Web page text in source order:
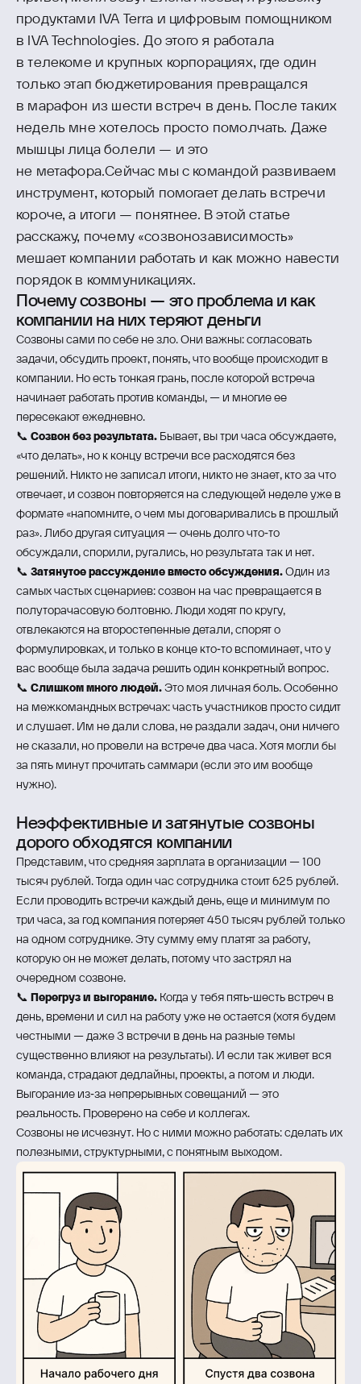
продуктами IVA Terra и цифровым помощником
в IVA Technologies. До этого я работала
в телекоме и крупных корпорациях, где один
только этап бюджетирования превращался
в марафон из шести встреч в день. После таких
недель мне хотелось просто помолчать. Даже
мышцы лица болели — и это
не метафора.Сейчас мы с командой развиваем
инструмент, который помогает делать встречи
короче, а итоги — понятнее. В этой статье
расскажу, почему «созвонозависимость»
мешает компании работать и как можно навести
порядок в коммуникациях.
Почему созвоны — это проблема и как
компании на них теряют деньги
Созвоны сами по себе не зло. Они важны: согласовать
задачи, обсудить проект, понять, что вообще происходит в
компании. Но есть тонкая грань, после которой встреча
начинает работать против команды, — и многие ее
пересекают ежедневно.
📞 Созвон без результата. Бывает, вы три часа обсуждаете,
«что делать», но к концу встречи все расходятся без
решений. Никто не записал итоги, никто не знает, кто за что
отвечает, и созвон повторяется на следующей неделе уже в
формате «напомните, о чем мы договаривались в прошлый
раз». Либо другая ситуация — очень долго что‑то
обсуждали, спорили, ругались, но результата так и нет.
📞 Затянутое рассуждение вместо обсуждения. Один из
самых частых сценариев: созвон на час превращается в
полуторачасовую болтовню. Люди ходят по кругу,
отвлекаются на второстепенные детали, спорят о
формулировках, и только в конце кто‑то вспоминает, что у
вас вообще была задача решить один конкретный вопрос.
📞 Слишком много людей. Это моя личная боль. Особенно
на межкомандных встречах: часть участников просто сидит
и слушает. Им не дали слова, не раздали задач, они ничего
не сказали, но провели на встрече два часа. Хотя могли бы
за пять минут прочитать саммари (если это им вообще
нужно).
Неэффективные и затянутые созвоны
дорого обходятся компании
Представим, что средняя зарплата в организации — 100
тысяч рублей. Тогда один час сотрудника стоит 625 рублей.
Если проводить встречи каждый день, еще и минимум по
три часа, за год компания потеряет 450 тысяч рублей только
на одном сотруднике. Эту сумму ему платят за работу,
которую он не может делать, потому что застрял на
очередном созвоне.
📞 Перегруз и выгорание. Когда у тебя пять‑шесть встреч в
день, времени и сил на работу уже не остается (хотя будем
честными — даже 3 встречи в день на разные темы
существенно влияют на результаты). И если так живет вся
команда, страдают дедлайны, проекты, а потом и люди.
Выгорание из‑за непрерывных совещаний — это
реальность. Проверено на себе и коллегах.
Созвоны не исчезнут. Но с ними можно работать: сделать их
полезными, структурными, с понятным выходом.